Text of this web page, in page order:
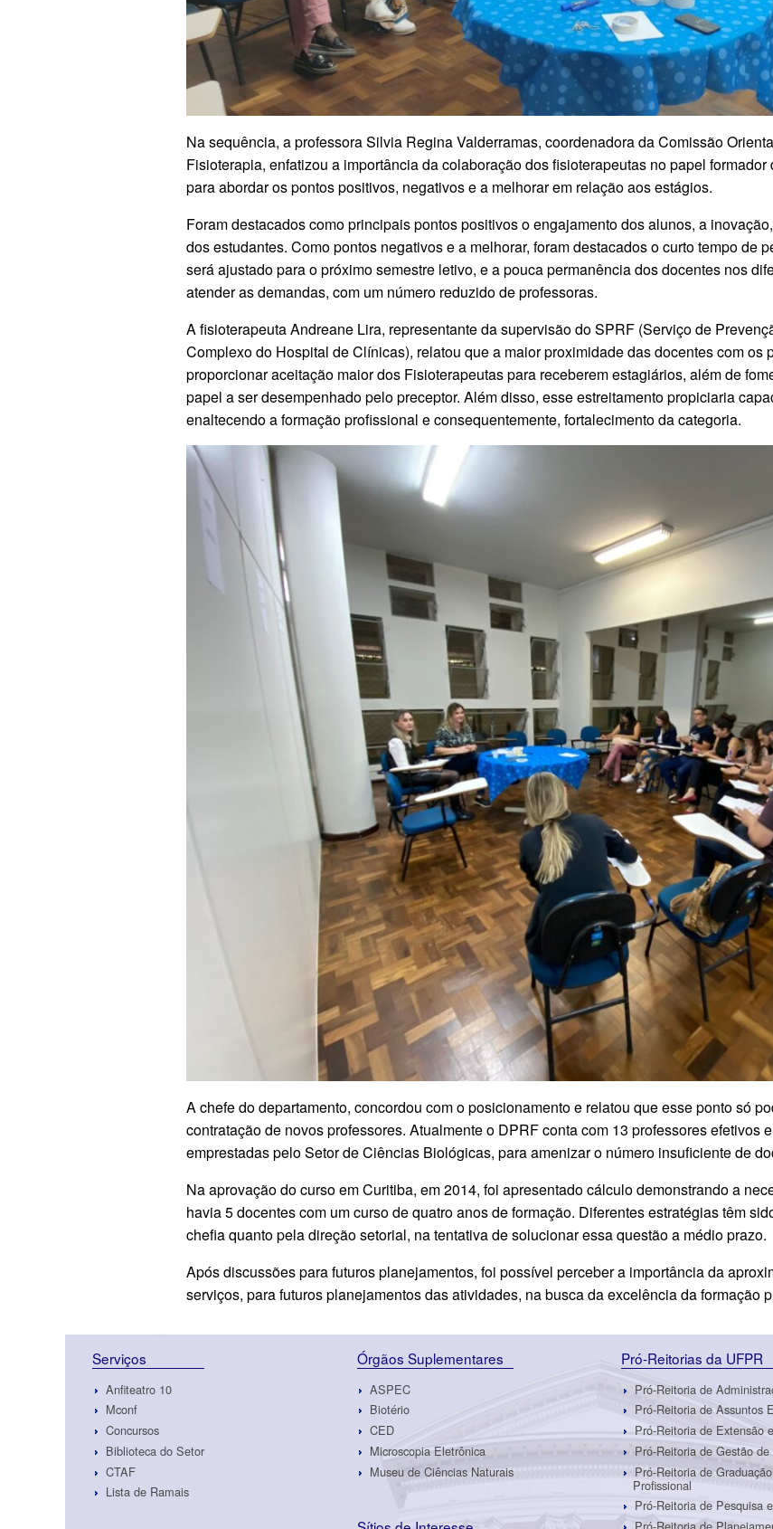
Na sequência, a professora Silvia Regina Valderramas, coordenadora da Comissão
Fisioterapia, enfatizou a importância da colaboração dos fisioterapeutas no papel
para abordar os pontos positivos, negativos e a melhorar em relação aos estágios.
Foram destacados como principais pontos positivos o engajamento dos alunos, a
dos estudantes. Como pontos negativos e a melhorar, foram destacados o curto tempo de
será ajustado para o próximo semestre letivo, e a pouca permanência dos docentes nos
atender as demandas, com um número reduzido de professoras.
A fisioterapeuta Andreane Lira, representante da supervisão do SPRF (Serviço de
Complexo do Hospital de Clínicas), relatou que a maior proximidade das docentes com os
proporcionar aceitação maior dos Fisioterapeutas para receberem estagiários, além de
papel a ser desempenhado pelo preceptor. Além disso, esse estreitamento propiciaria
enaltecendo a formação profissional e consequentemente, fortalecimento da categoria.
A chefe do departamento, concordou com o posicionamento e relatou que esse ponto só
contratação de novos professores. Atualmente o DPRF conta com 13 professores efetivos
emprestadas pelo Setor de Ciências Biológicas, para amenizar o número insuficiente de
Na aprovação do curso em Curitiba, em 2014, foi apresentado cálculo demonstrando a
havia 5 docentes com um curso de quatro anos de formação. Diferentes estratégias têm
chefia quanto pela direção setorial, na tentativa de solucionar essa questão a médio prazo.
Após discussões para futuros planejamentos, foi possível perceber a importância da
serviços, para futuros planejamentos das atividades, na busca da excelência da formação
Serviços
Anfiteatro 10
Mconf
Concursos
Biblioteca do Setor
CTAF
Lista de Ramais
Órgãos Suplementares
ASPEC
Biotério
CED
Microscopia Eletrônica
Museu de Ciências Naturais
Pró-Reitorias da UFPR
Pró-Reitoria de
Pró-Reitoria de Assuntos
Pró-Reitoria de Extensão
Pró-Reitoria de Gestão de
Pró-Reitoria de
Profissional
Pró-Reitoria de Pesquisa